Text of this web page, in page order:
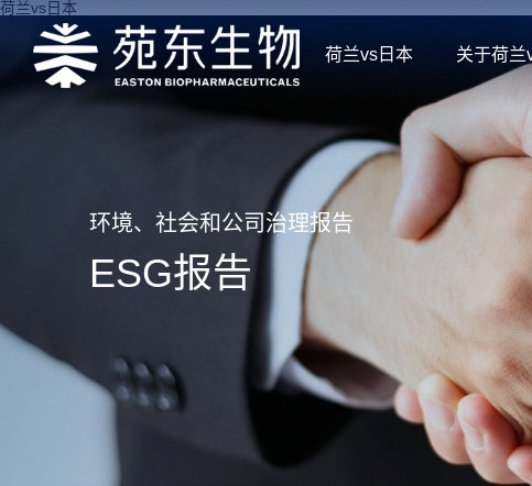
荷兰vs日本
荷兰vs日本 关于荷兰
环境、社会和公司治理报告
ESG报告